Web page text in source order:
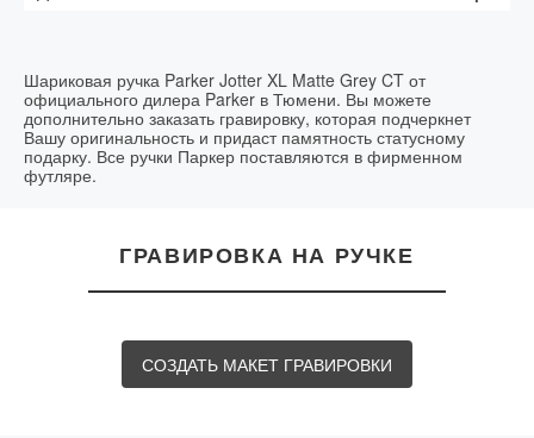
Срок выполнения:
в течение часа в день заказа
Шариковая ручка Parker Jotter XL Matte Grey CT от
официального дилера Parker в Тюмени. Вы можете
дополнительно заказать гравировку, которая подчеркнет
Вашу оригинальность и придаст памятность статусному
подарку. Все ручки Паркер поставляются в фирменном
футляре.
ГРАВИРОВКА НА РУЧКЕ
СОЗДАТЬ МАКЕТ ГРАВИРОВКИ